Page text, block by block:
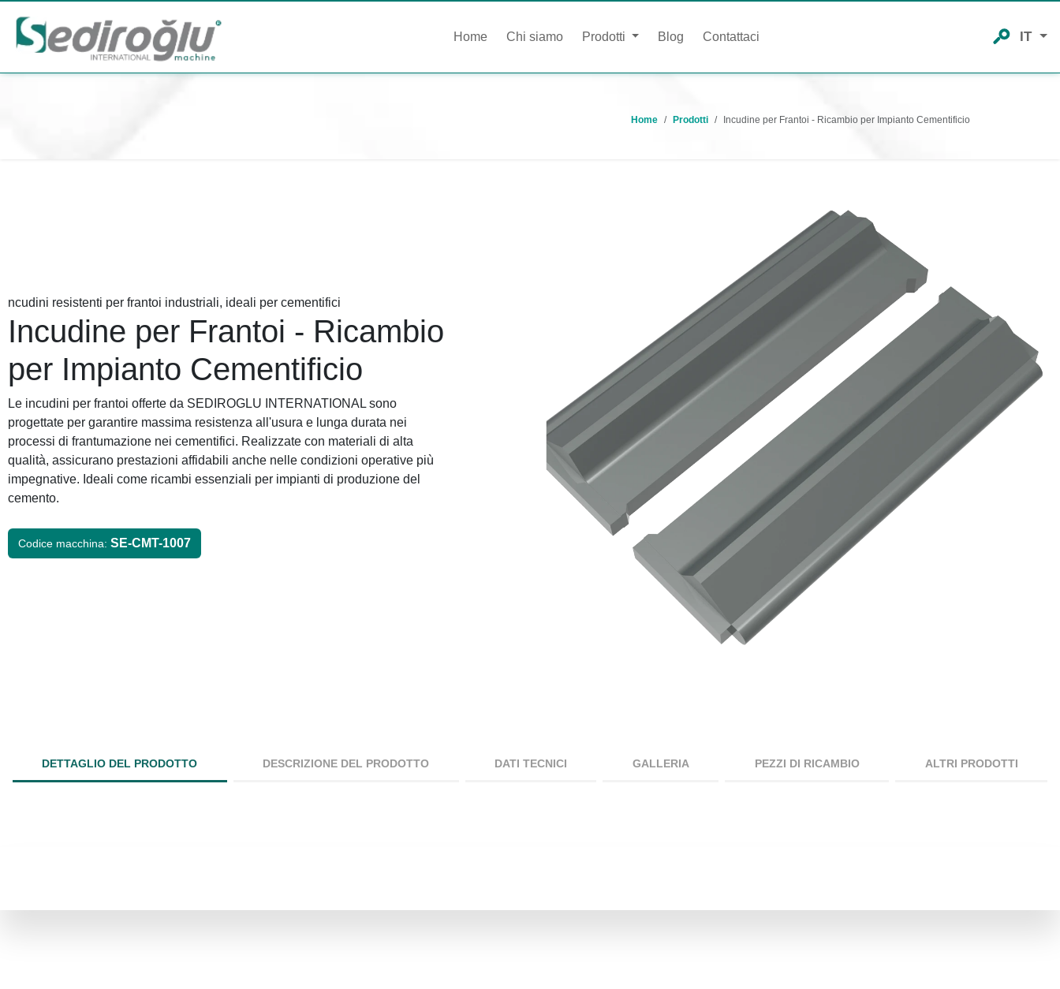
Home Chi siamo Prodotti Blog Contattaci IT
Home Prodotti Incudine per Frantoi - Ricambio per Impianto Cementificio
ncudini resistenti per frantoi industriali, ideali per cementifici
Incudine per Frantoi - Ricambio
per Impianto Cementificio
Le incudini per frantoi offerte da SEDIROGLU INTERNATIONAL sono
progettate per garantire massima resistenza all'usura e lunga durata nei
processi di frantumazione nei cementifici. Realizzate con materiali di alta
qualità, assicurano prestazioni affidabili anche nelle condizioni operative più
impegnative. Ideali come ricambi essenziali per impianti di produzione del
cemento.
Codice macchina: SE-CMT-1007
DETTAGLIO DEL PRODOTTO DESCRIZIONE DEL PRODOTTO DATI TECNICI GALLERIA PEZZI DI RICAMBIO ALTRI PRODOTTI